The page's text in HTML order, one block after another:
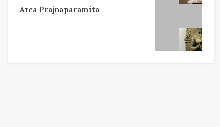
Arca Prajnaparamita